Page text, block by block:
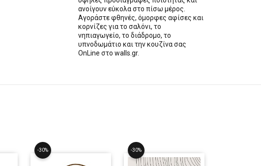
ανοίγουν εύκολα στο πίσω μέρος.
Αγοράστε φθηνές, όμορφες αφίσες και
κορνίζες για το σαλόνι, το
νηπιαγωγείο, το διάδρομο, το
υπνοδωμάτιο και την κουζίνα σας
OnLine στο walls.gr.
-30% -30%